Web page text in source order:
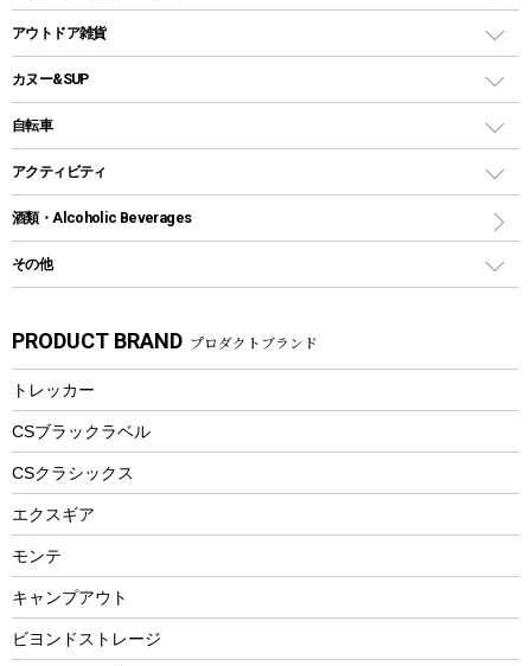
パラソル
テントアクセサリー
ペグ
グランドシート
ガイドロープ
ツール
鉄板、アミ
焚き火台&ストーブ
火起こし
バーベキューツール
クッカーセット
シェラカップ
クッキングツール
ナイフ
カトラリー
マグカップ、カップ
ステンレスボトル
フードボトル
トレー
ランチョンマット
ランチボックス
コップ付きタイプ
ワンタッチタイプ
プラスチックボトル
ディズニーボトル
クーラーバッグ
ウォータージャグ
保冷剤
アウトドアキャリー
アウトドア雑貨
バックパック&バッグ
リュック、バックパック
トートバッグ、サコッシュ
ショッピングキャリー
その他アウトドア雑貨
スプレー関係
ツール、他
カヌー&SUP
インフレータブル
カヤック
パドル
ヘルメット
エアーポンプ
アクセサリー
自転車
折りたたみ自転車
スポーツサイクル
シティサイクル
自転車ウェア
アクティビティ
マリン
ラッシュガード
パラソル
フローティングベスト
ヘルメット
エアーポンプ
ビーチテント
ウィンター
スノーシュー
防寒ウェア
酒類・Alcoholic Beverages
その他
湯たんぽ
防災用品
PRODUCT BRAND プロダクトブランド
トレッカー
CSブラックラベル
CSクラシックス
エクスギア
モンテ
キャンプアウト
ビヨンドストレージ